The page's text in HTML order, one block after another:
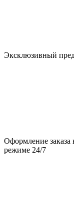
Эксклюзивный
Оформление заказа
режиме 24/7